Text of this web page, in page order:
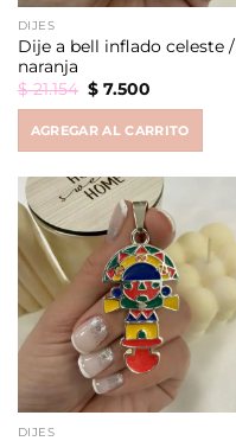
DIJES
Dije a bell inflado celeste /
naranja
$21.154 Original
price
$ 21.154.
$7.500Current
$ 7.500.
AGREGAR AL CARRITO
DIJES